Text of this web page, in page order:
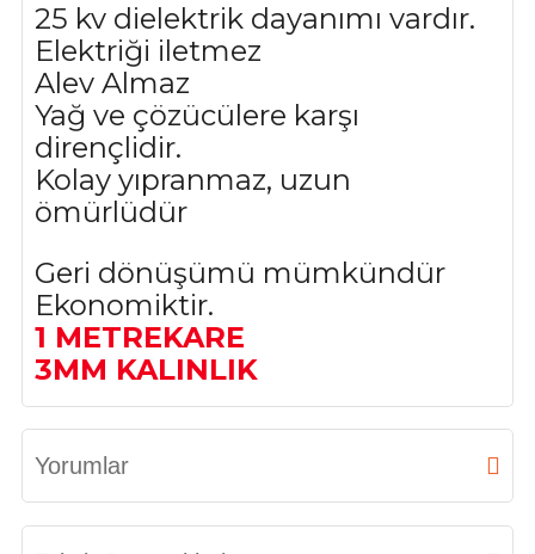
25 kv dielektrik dayanımı vardır.
Elektriği iletmez
Alev Almaz
Yağ ve çözücülere karşı
dirençlidir.
Kolay yıpranmaz, uzun
ömürlüdür
Geri dönüşümü mümkündür
Ekonomiktir.
1 METREKARE
3MM KALINLIK
Yorumlar